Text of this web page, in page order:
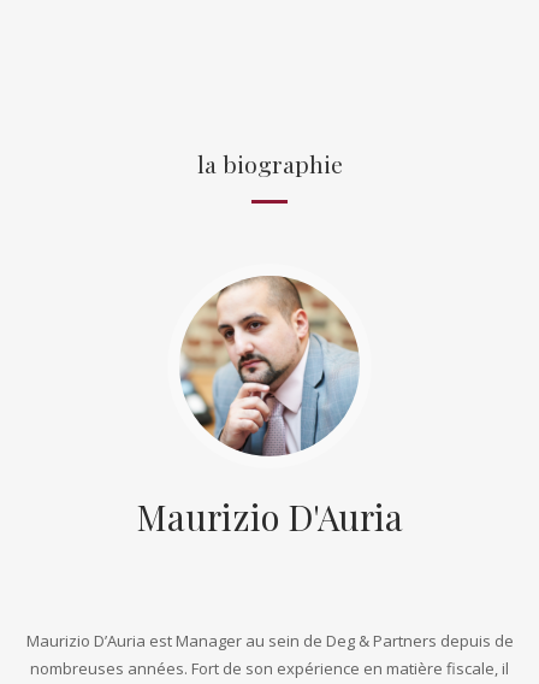
la biographie
Maurizio D'Auria
Maurizio D’Auria est Manager au sein de Deg & Partners depuis de
nombreuses années. Fort de son expérience en matière fiscale, il